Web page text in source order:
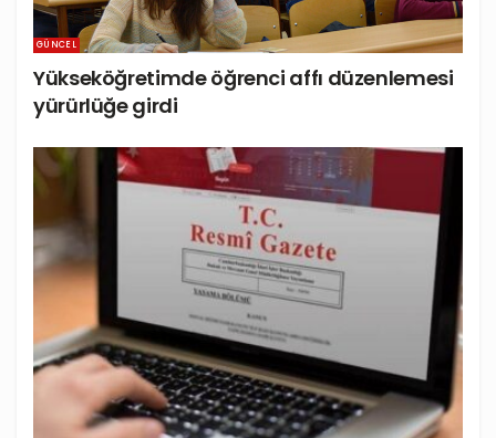
GÜNCEL
Yükseköğretimde öğrenci affı düzenlemesi
yürürlüğe girdi